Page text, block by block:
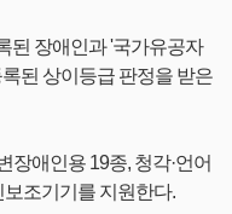
된 장애인과 '국가유공자
된 상이등급 판정을 받은
장애인용 19종, 청각·언어
조기기를 지원한다.